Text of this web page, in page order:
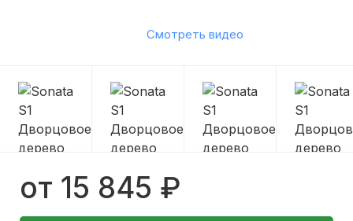
Смотреть видео
от 15 845 ₽